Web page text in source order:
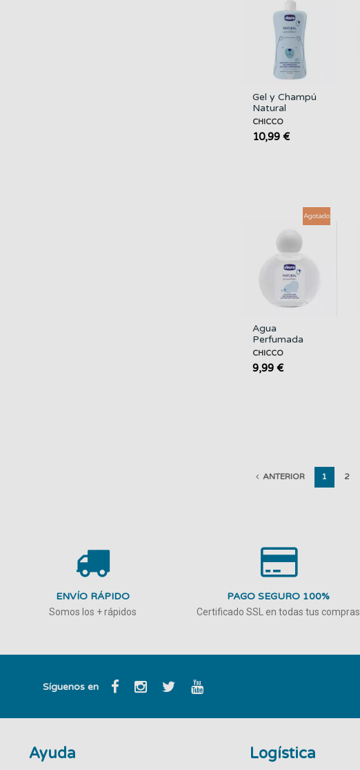
Gel y Champú
Natural
Sensation 500
Ml. CHICCO
CHICCO
10,99 €
Agua
Perfumada
Natural
Sensation
100ML.
CHICCO
9,99 €
Agotado
ANTERIOR 1 2
ENVÍO RÁPIDO
Somos los + rápidos
PAGO SEGURO 100%
Certificado SSL en todas tus compras
Síguenos en
Ayuda Logística